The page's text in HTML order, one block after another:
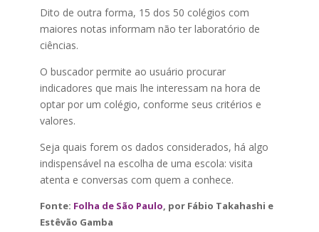
Dito de outra forma, 15 dos 50 colégios com
maiores notas informam não ter laboratório de
ciências.
O buscador permite ao usuário procurar
indicadores que mais lhe interessam na hora de
optar por um colégio, conforme seus critérios e
valores.
Seja quais forem os dados considerados, há algo
indispensável na escolha de uma escola: visita
atenta e conversas com quem a conhece.
Fonte: Folha de São Paulo, por Fábio Takahashi e
Estêvão Gamba